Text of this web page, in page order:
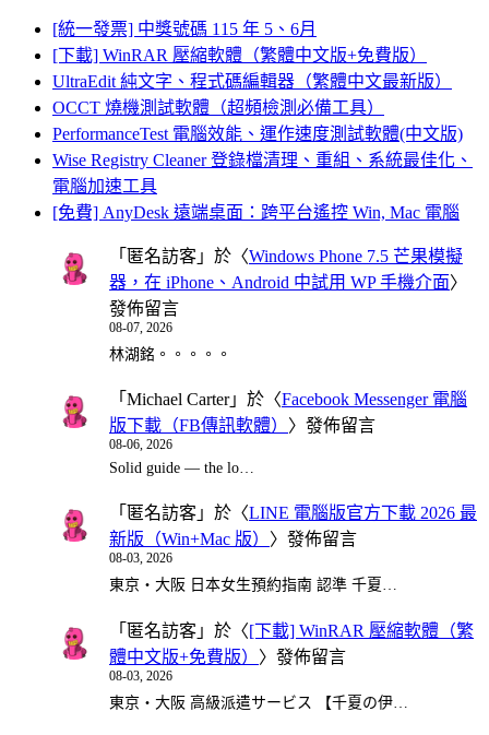
[統一發票] 中獎號碼 115 年 5、6月
[下載] WinRAR 壓縮軟體（繁體中文版+免費版）
UltraEdit 純文字、程式碼編輯器（繁體中文最新版）
OCCT 燒機測試軟體（超頻檢測必備工具）
PerformanceTest 電腦效能、運作速度測試軟體(中文版)
Wise Registry Cleaner 登錄檔清理、重組、系統最佳化、
電腦加速工具
[免費] AnyDesk 遠端桌面：跨平台遙控 Win, Mac 電腦
「 匿名訪客 」於〈Windows Phone 7.5 芒果模擬
器，在 iPhone、Android 中試用 WP 手機介面〉
發佈留言
08-07, 2026
林湖銘。。。。。
「 Michael Carter」於〈Facebook Messenger 電腦
版下載（FB傳訊軟體）
〉發佈留言
08-06, 2026
Solid guide — the lo…
「 匿名訪客 」於〈LINE 電腦版官方下載 2026 最
新版（Win+Mac 版） 〉發佈留言
08-03, 2026
東京・大阪 日本女生預約指南 認準 千夏…
「 匿名訪客 」於〈[下載] WinRAR 壓縮軟體（繁
體中文版+免費版） 〉發佈留言
08-03, 2026
東京・大阪 高級派遣サービス 【千夏の伊…